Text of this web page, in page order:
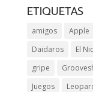
ETIQUETAS
amigos Apple
Daidaros
El
gripe
Juegos